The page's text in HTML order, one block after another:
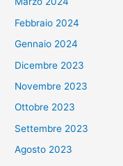
Febbraio 2024
Gennaio 2024
Dicembre 2023
Novembre 2023
Ottobre 2023
Settembre 2023
Agosto 2023